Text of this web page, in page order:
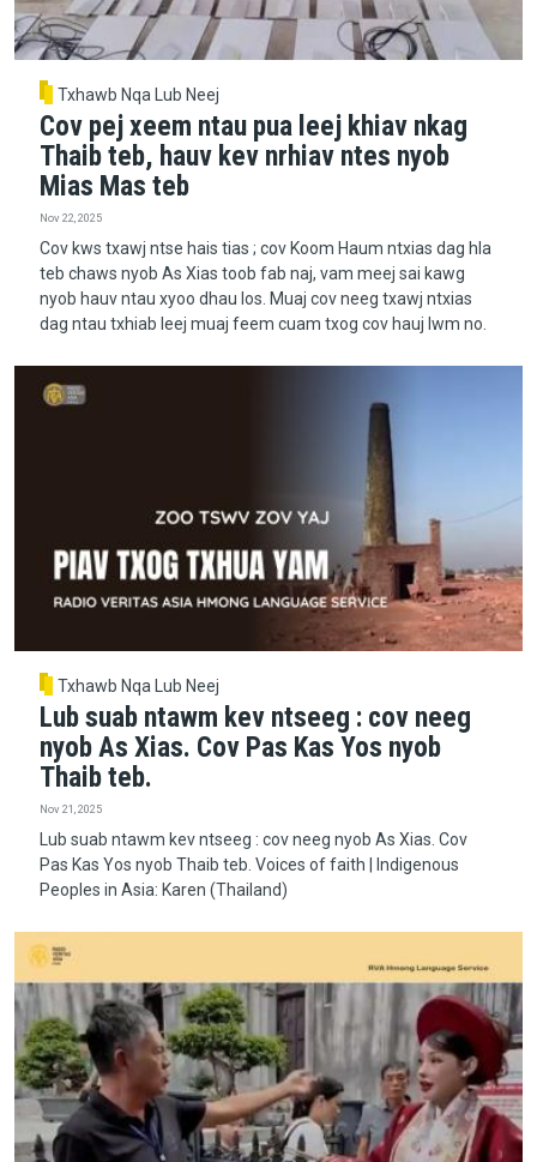
Txhawb Nqa Lub Neej
Cov pej xeem ntau pua leej khiav nkag
Thaib teb, hauv kev nrhiav ntes nyob
Mias Mas teb
Nov 22, 2025
Cov kws txawj ntse hais tias ; cov Koom Haum ntxias dag hla
teb chaws nyob As Xias toob fab naj, vam meej sai kawg
nyob hauv ntau xyoo dhau los. Muaj cov neeg txawj ntxias
dag ntau txhiab leej muaj feem cuam txog cov hauj lwm no.
Txhawb Nqa Lub Neej
Lub suab ntawm kev ntseeg : cov neeg
nyob As Xias. Cov Pas Kas Yos nyob
Thaib teb.
Nov 21, 2025
Lub suab ntawm kev ntseeg : cov neeg nyob As Xias. Cov
Pas Kas Yos nyob Thaib teb. Voices of faith | Indigenous
Peoples in Asia: Karen (Thailand)